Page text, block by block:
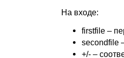
На входе:
firstfile –
secondfile
+/- –